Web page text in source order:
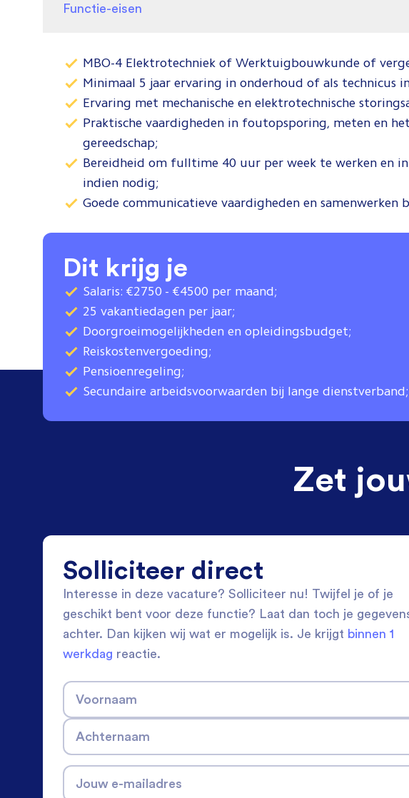
Functie-eisen
MBO-4 Elektrotechniek of Werktuigbouwkunde of
Minimaal 5 jaar ervaring in onderhoud of als technicus
Ervaring met mechanische en elektrotechnische
Praktische vaardigheden in foutopsporing, meten en
gereedschap;
Bereidheid om fulltime 40 uur per week te werken en
indien nodig;
Goede communicatieve vaardigheden en samenwerken
Dit krijg je
Salaris: €2750 - €4500 per maand;
25 vakantiedagen per jaar;
Doorgroeimogelijkheden en opleidingsbudget;
Reiskostenvergoeding;
Pensioenregeling;
Secundaire arbeidsvoorwaarden bij lange dienstverband;
Zet
Solliciteer direct
Interesse in deze vacature? Solliciteer nu! Twijfel je of je
geschikt bent voor deze functie? Laat dan toch je
achter. Dan kijken wij wat er mogelijk is. Je krijgt binnen 1
werkdag reactie.
Voornaam
Achternaam
Jouw e-mailadres